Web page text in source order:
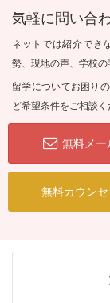
気軽に問い合
ネットでは紹介でき
勢、現地の声、学校の
留学についてお困り
ど希望条件をご相談く
無料メー
無料カウン